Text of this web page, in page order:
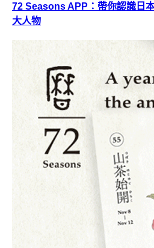
72 Seasons APP：帶你認識日
大人物